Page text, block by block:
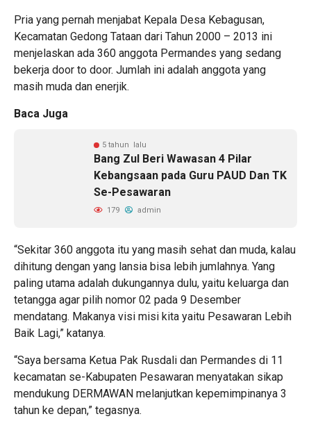
Pria yang pernah menjabat Kepala Desa Kebagusan,
Kecamatan Gedong Tataan dari Tahun 2000 – 2013 ini
menjelaskan ada 360 anggota Permandes yang sedang
bekerja door to door. Jumlah ini adalah anggota yang
masih muda dan enerjik.
Baca Juga
5 tahun lalu
Bang Zul Beri Wawasan 4 Pilar
Kebangsaan pada Guru PAUD Dan TK
Se-Pesawaran
179 admin
“Sekitar 360 anggota itu yang masih sehat dan muda, kalau
dihitung dengan yang lansia bisa lebih jumlahnya. Yang
paling utama adalah dukungannya dulu, yaitu keluarga dan
tetangga agar pilih nomor 02 pada 9 Desember
mendatang. Makanya visi misi kita yaitu Pesawaran Lebih
Baik Lagi,” katanya.
“Saya bersama Ketua Pak Rusdali dan Permandes di 11
kecamatan se-Kabupaten Pesawaran menyatakan sikap
mendukung DERMAWAN melanjutkan kepemimpinanya 3
tahun ke depan,” tegasnya.